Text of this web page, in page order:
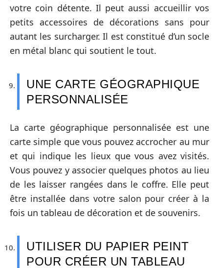
votre coin détente. Il peut aussi accueillir vos
petits accessoires de décorations sans pour
autant les surcharger. Il est constitué d’un socle
en métal blanc qui soutient le tout.
UNE CARTE GÉOGRAPHIQUE
PERSONNALISÉE
La carte géographique personnalisée est une
carte simple que vous pouvez accrocher au mur
et qui indique les lieux que vous avez visités.
Vous pouvez y associer quelques photos au lieu
de les laisser rangées dans le coffre. Elle peut
être installée dans votre salon pour créer à la
fois un tableau de décoration et de souvenirs.
UTILISER DU PAPIER PEINT
POUR CRÉER UN TABLEAU